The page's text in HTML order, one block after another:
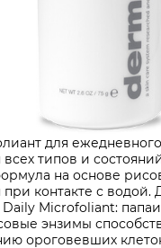
для
типов и
на основе
при контакте с
Microfoliant:
энзимы
ороговевших